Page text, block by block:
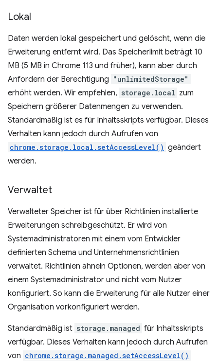
Lokal
Daten werden lokal gespeichert und gelöscht, wenn die
Erweiterung entfernt wird. Das Speicherlimit beträgt 10
MB (5 MB in Chrome 113 und früher), kann aber durch
Anfordern der Berechtigung "unlimitedStorage"
erhöht werden. Wir empfehlen, storage.local zum
Speichern größerer Datenmengen zu verwenden.
Standardmäßig ist es für Inhaltsskripts verfügbar. Dieses
Verhalten kann jedoch durch Aufrufen von
chrome.storage.local.setAccessLevel() geändert
werden.
Verwaltet
Verwalteter Speicher ist für über Richtlinien installierte
Erweiterungen schreibgeschützt. Er wird von
Systemadministratoren mit einem vom Entwickler
definierten Schema und Unternehmensrichtlinien
verwaltet. Richtlinien ähneln Optionen, werden aber von
einem Systemadministrator und nicht vom Nutzer
konfiguriert. So kann die Erweiterung für alle Nutzer einer
Organisation vorkonfiguriert werden.
Standardmäßig ist storage.managed für Inhaltsskripts
verfügbar. Dieses Verhalten kann jedoch durch Aufrufen
von chrome.storage.managed.setAccessLevel()